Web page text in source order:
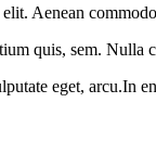
Aenean
quis, sem. Nulla
eget, arcu.In